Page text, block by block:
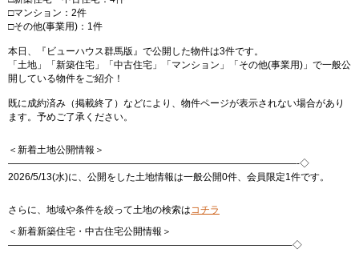
□マンション：2件
□その他(事業用)：1件
本日、『ビューハウス群馬版』で公開した物件は3件です。
「土地」「新築住宅」「中古住宅」「マンション」「その他(事業用)」で一般公
開している物件をご紹介！
既に成約済み（掲載終了）などにより、物件ページが表示されない場合があり
ます。予めご了承ください。
＜新着土地公開情報＞
——————————————————————————————-◇
2026/5/13(水)に、公開をした土地情報は一般公開0件、会員限定1件です。
さらに、地域や条件を絞って土地の検索はコチラ
＜新着新築住宅・中古住宅公開情報＞
—————————————————————————————–◇